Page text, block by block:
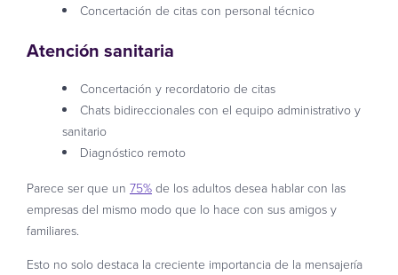
Concertación de citas con personal técnico
Atención sanitaria
Concertación y recordatorio de citas
Chats bidireccionales con el equipo administrativo y
sanitario
Diagnóstico remoto
Parece ser que un 75%de los adultos desea hablar con las
empresas del mismo modo que lo hace con sus amigos y
familiares.
Esto no solo destaca la creciente importancia de la mensajería